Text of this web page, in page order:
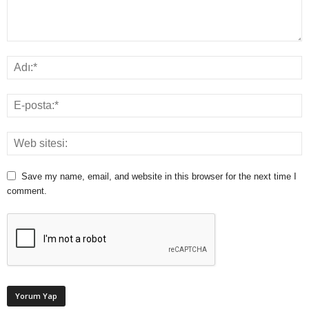
Save my name, email, and website in this browser for the next time I
comment.